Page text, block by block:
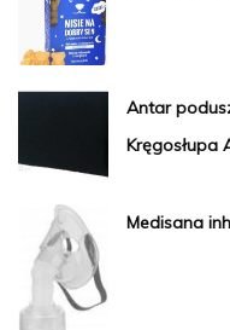
Antar
Kręgosłupa
Medisana